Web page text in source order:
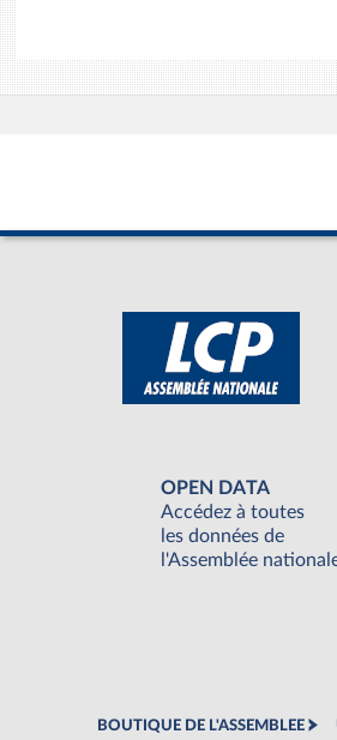
OPEN DATA
Accédez à toutes
les données de
l'Assemblée
BOUTIQUE DE L'ASSEMBLEE